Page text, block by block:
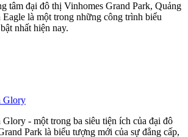
tâm đại đô thị Vinhomes Grand Park, Quảng
là một trong những công trình biểu
nhất hiện nay.
Glory
- một trong ba siêu tiện ích của đại đô
Park là biểu tượng mới của sự đẳng cấp,